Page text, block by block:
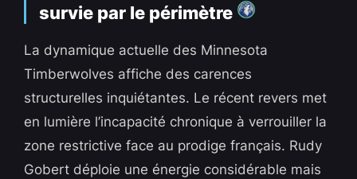
survie par le périmètre
La dynamique actuelle des Minnesota
Timberwolves affiche des carences
structurelles inquiétantes. Le récent revers met
en lumière l’incapacité chronique à verrouiller la
zone restrictive face au prodige français. Rudy
Gobert déploie une énergie considérable mais